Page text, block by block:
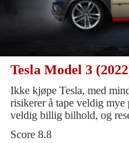
Tesla Model 3
Ikke kjøpe Tesla, med
risikerer å tape veldig mye
veldig billig bilhold, og
Score 8.8